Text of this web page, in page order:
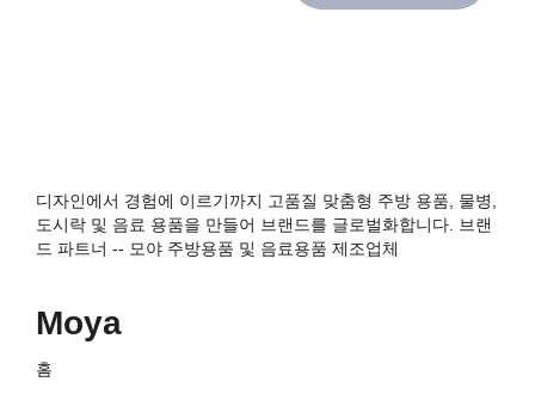
디자인에서 경험에 이르기까지 고품질 맞춤형 주방 용품, 물병,
도시락 및 음료 용품을 만들어 브랜드를 글로벌화합니다. 브랜
드 파트너 -- 모야 주방용품 및 음료용품 제조업체
Moya
홈